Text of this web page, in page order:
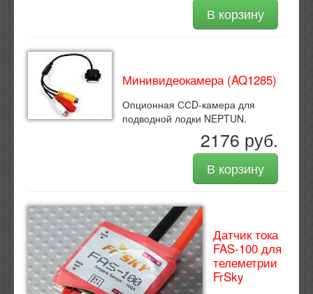
В корзину
Минивидеокамера (AQ1285)
Опционная ССD-камера для
подводной лодки NEPTUN.
2176 руб.
В корзину
Датчик тока
FAS-100 для
телеметрии
FrSky